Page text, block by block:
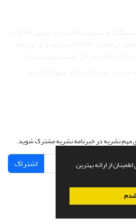
از ارائه بهترین
مهم نشریه در خبرنامه نشریه مشترک شوید.
اشتراک
طراحی و پیاده سازی ازسیناوب